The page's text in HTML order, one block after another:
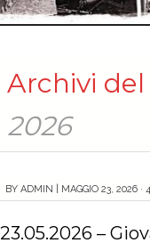
Archivi
2026
BY ADMIN MAGGIO 23, 2026 ·
23.05.2026 –